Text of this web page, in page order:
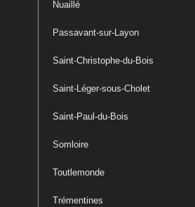
Nuaillé
Passavant-sur-Layon
Saint-Christophe-du-Bois
Saint-Léger-sous-Cholet
Saint-Paul-du-Bois
Somloire
Toutlemonde
Trémentines